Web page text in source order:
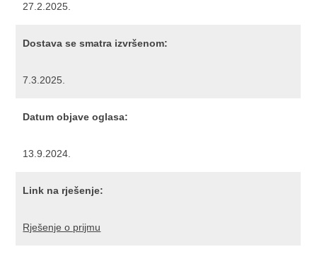
27.2.2025.
Dostava se smatra izvršenom:
7.3.2025.
Datum objave oglasa:
13.9.2024.
Link na rješenje:
Rješenje o prijmu